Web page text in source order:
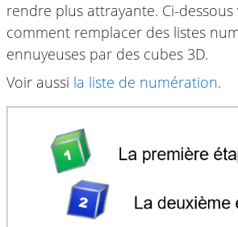
rendre plus attrayante. Ci-
comment remplacer des listes
ennuyeuses par des cubes 3D.
Voir aussi la liste de numération.